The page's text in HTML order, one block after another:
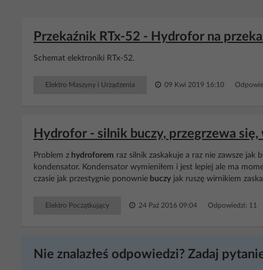
Przekaźnik RTx-52 - Hydrofor na
Schemat elektroniki RTx-52.
Elektro Maszyny i Urządzenia 09 Kwi 2019 16:10
Hydrofor - silnik buczy, przegrzewa
Problem z hydroforem raz silnik zaskakuje a raz nie zawsze jak
kondensator. Kondensator wymieniłem i jest lepiej ale ma
czasie jak przestygnie ponownie buczy jak ruszę wirnikiem
Elektro Początkujący 24 Paź 2016 09:04 Odpowiedzi: 11
Nie znalazłeś odpowiedzi? Zadaj